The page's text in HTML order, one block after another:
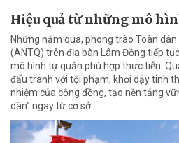
Hiệu quả từ những mô
Những năm qua, phong trào Toàn
(ANTQ) trên địa bàn Lâm Đồng tiếp
mô hình tự quản phù hợp thực tiễn.
đấu tranh với tội phạm, khơi dậy tinh
nhiệm của cộng đồng, tạo nền tảng
dân” ngay từ cơ sở.